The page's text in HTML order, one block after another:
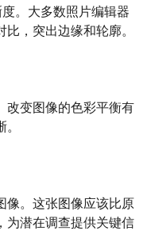
。大多数照片编辑器
，突出边缘和轮廓。
改变图像的色彩平衡有
像。这张图像应该比原
为潜在调查提供关键信